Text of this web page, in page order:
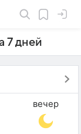
7 дней
вечер